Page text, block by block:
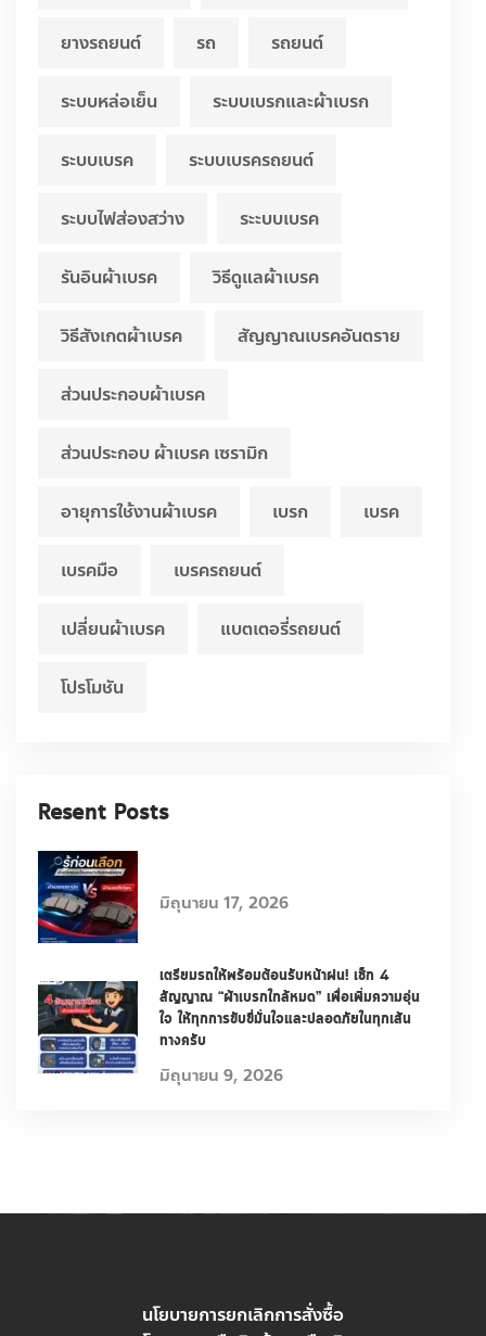
ยางรถยนต์ รถ รถยนต์
ระบบหล่อเย็น ระบบเบรกและผ้าเบรก
ระบบเบรค ระบบเบรครถยนต์
ระบบไฟส่องสว่าง ระะบบเบรค
รันอินผ้าเบรค วิธีดูแลผ้าเบรค
วิธีสังเกตผ้าเบรค สัญญาณเบรคอันตราย
ส่วนประกอบผ้าเบรค
ส่วนประกอบ ผ้าเบรค เซรามิก
อายุการใช้งานผ้าเบรค เบรก เบรค
เบรคมือ เบรครถยนต์
เปลี่ยนผ้าเบรค แบตเตอรี่รถยนต์
โปรโมชัน
Resent Posts
มิถุนายน 17, 2026
เตรียมรถให้พร้อมต้อนรับหน้าฝน! เช็ก 4
สัญญาณ “ผ้าเบรกใกล้หมด” เพื่อเพิ่มความอุ่น
ใจ ให้ทุกการขับขี่มั่นใจและปลอดภัยในทุกเส้น
ทางครับ
มิถุนายน 9, 2026
นโยบายการยกเลิกการสั่งซื้อ